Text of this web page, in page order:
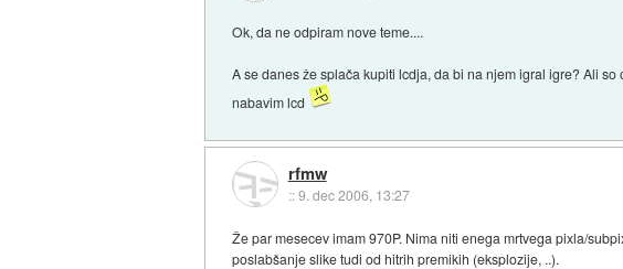
Ok, da ne odpiram nove teme....
A se danes že splača kupiti lcdja, da bi na njem igral igre? Ali
nabavim lcd
rfmw
::9. dec 2006, 13:27
Že par mesecev imam 970P. Nima niti enega mrtvega pixla/
poslabšanje slike tudi od hitrih premikih (eksplozije, ..).